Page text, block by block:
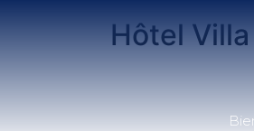
Hôtel